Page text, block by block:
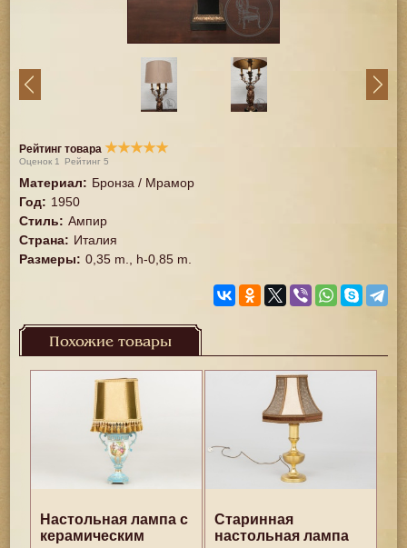
Рейтинг товара ★★★★★
Оценок 1 Рейтинг5
Материал: Бронза / Мрамор
Год: 1950
Стиль: Ампир
Страна: Италия
Размеры: 0,35 m., h-0,85 m.
Похожие товары
Настольная лампа с
керамическим
Старинная
настольная лампа